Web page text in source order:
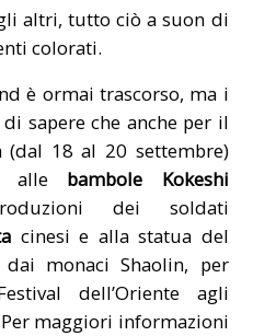
altri, tutto ciò a suon di
colorati.
è ormai trascorso, ma i
sapere che anche per il
(dal 18 al 20 settembre)
alle bambole Kokeshi
dei soldati
cinesi e alla statua del
dai monaci Shaolin, per
dell’Oriente agli
maggiori informazioni